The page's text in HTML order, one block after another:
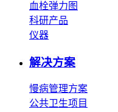
血栓弹力图
科研产品
仪器
解决方案
慢病管理方案
公共卫生项目